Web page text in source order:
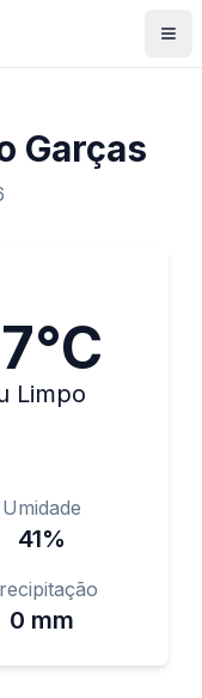
Garças
°C
Limpo
Umidade
41%
0 mm